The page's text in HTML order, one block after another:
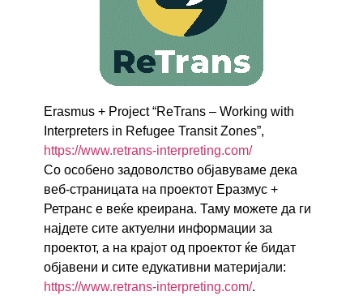
Erasmus + Project “ReTrans – Working with
Interpreters in Refugee Transit Zones”,
https://www.retrans-interpreting.com/
Со особено задоволство објавуваме дека
веб-страницата на проектот Еразмус +
Ретранс е веќе креирана. Таму можете да ги
најдете сите актуелни информации за
проектот, а на крајот од проектот ќе бидат
објавени и сите едукативни материјали:
https://www.retrans-interpreting.com/.